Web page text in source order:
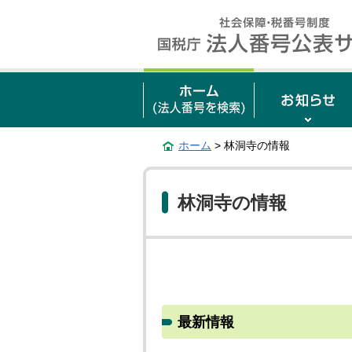
ホーム > 林洞寺の情報
林洞寺の情報
最新情報